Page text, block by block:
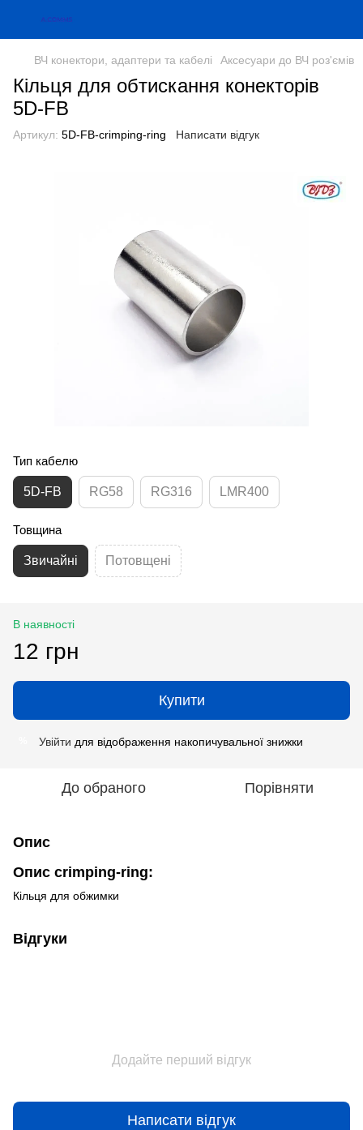
ВЧ конектори, адаптери та кабелі Аксесуари до ВЧ роз'ємів
Кільця для обтискання конекторів
5D-FB
Артикул: 5D-FB-crimping-ring Написати відгук
Тип кабелю
5D-FB RG58 RG316 LMR400
Товщина
Звичайні Потовщені
В наявності
12 грн
Купити
Увійти для відображення накопичувальної знижки
До обраного Порівняти
Опис
Опис crimping-ring:
Кільця для обжимки
Відгуки
Додайте перший відгук
Написати відгук